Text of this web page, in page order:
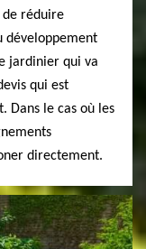
de réduire
développement
jardinier qui va
qui est
Dans le cas où les
directement.